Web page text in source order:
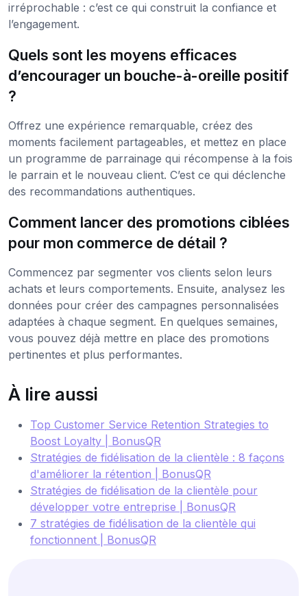
irréprochable : c’est ce qui construit la confiance et
l’engagement.
Quels sont les moyens efficaces
d’encourager un bouche-à-oreille positif
?
Offrez une expérience remarquable, créez des
moments facilement partageables, et mettez en place
un programme de parrainage qui récompense à la fois
le parrain et le nouveau client. C’est ce qui déclenche
des recommandations authentiques.
Comment lancer des promotions ciblées
pour mon commerce de détail ?
Commencez par segmenter vos clients selon leurs
achats et leurs comportements. Ensuite, analysez les
données pour créer des campagnes personnalisées
adaptées à chaque segment. En quelques semaines,
vous pouvez déjà mettre en place des promotions
pertinentes et plus performantes.
À lire aussi
Top Customer Service Retention Strategies to
Boost Loyalty | BonusQR
Stratégies de fidélisation de la clientèle : 8 façons
d'améliorer la rétention | BonusQR
Stratégies de fidélisation de la clientèle pour
développer votre entreprise | BonusQR
7 stratégies de fidélisation de la clientèle qui
fonctionnent | BonusQR